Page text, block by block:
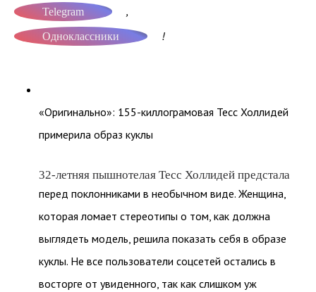
Telegram ,
Одноклассники !
«Оригинально»: 155-киллограмовая Тесс Холлидей
примерила образ куклы
32-летняя пышнотелая Тесс Холлидей предстала
перед поклонниками в необычном виде. Женщина,
которая ломает стереотипы о том, как должна
выглядеть модель, решила показать себя в образе
куклы. Не все пользователи соцсетей остались в
восторге от увиденного, так как слишком уж